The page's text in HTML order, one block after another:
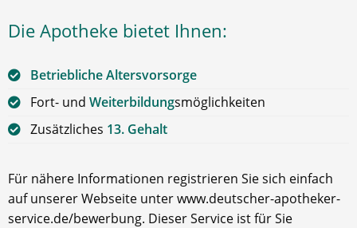
Die Apotheke bietet Ihnen:
Betriebliche Altersvorsorge
Fort- und Weiterbildungsmöglichkeiten
Zusätzliches 13. Gehalt
Für nähere Informationen registrieren Sie sich einfach
auf unserer Webseite unter www.deutscher-apotheker-
service.de/bewerbung. Dieser Service ist für Sie